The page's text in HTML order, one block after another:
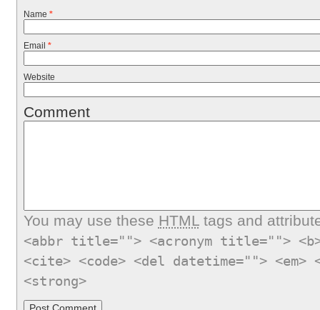
Name *
Email *
Website
Comment
You may use these HTMLtags and
<abbr title=""> <acronym title="">
<cite> <code> <del datetime="">
<strong>